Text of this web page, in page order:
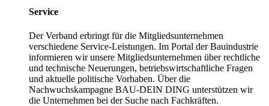
Service
Der Verband erbringt für die Mitgliedsunternehmen
verschiedene Service-Leistungen. Im Portal der Bauindustrie
informieren wir unsere Mitgliedsunternehmen über rechtliche
und technische Neuerungen, betriebswirtschaftliche Fragen
und aktuelle politische Vorhaben. Über die
Nachwuchskampagne BAU-DEIN DING unterstützen wir
die Unternehmen bei der Suche nach Fachkräften.